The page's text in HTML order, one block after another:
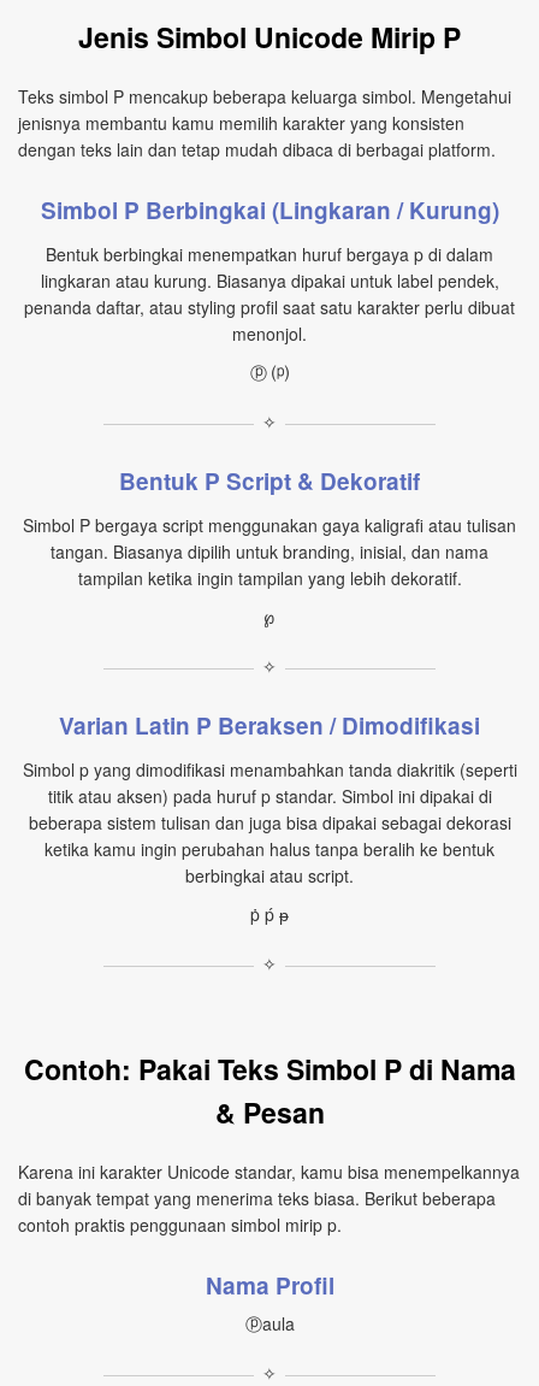
Jenis Simbol Unicode Mirip P
Teks simbol P mencakup beberapa keluarga simbol. Mengetahui
jenisnya membantu kamu memilih karakter yang konsisten
dengan teks lain dan tetap mudah dibaca di berbagai platform.
Simbol P Berbingkai (Lingkaran / Kurung)
Bentuk berbingkai menempatkan huruf bergaya p di dalam
lingkaran atau kurung. Biasanya dipakai untuk label pendek,
penanda daftar, atau styling profil saat satu karakter perlu dibuat
menonjol.
ⓟ ⒫
✧
Bentuk P Script & Dekoratif
Simbol P bergaya script menggunakan gaya kaligrafi atau tulisan
tangan. Biasanya dipilih untuk branding, inisial, dan nama
tampilan ketika ingin tampilan yang lebih dekoratif.
℘
✧
Varian Latin P Beraksen / Dimodifikasi
Simbol p yang dimodifikasi menambahkan tanda diakritik (seperti
titik atau aksen) pada huruf p standar. Simbol ini dipakai di
beberapa sistem tulisan dan juga bisa dipakai sebagai dekorasi
ketika kamu ingin perubahan halus tanpa beralih ke bentuk
berbingkai atau script.
ṗ ṕ ᵽ
✧
Contoh: Pakai Teks Simbol P di Nama
& Pesan
Karena ini karakter Unicode standar, kamu bisa menempelkannya
di banyak tempat yang menerima teks biasa. Berikut beberapa
contoh praktis penggunaan simbol mirip p.
Nama Profil
ⓟaula
✧